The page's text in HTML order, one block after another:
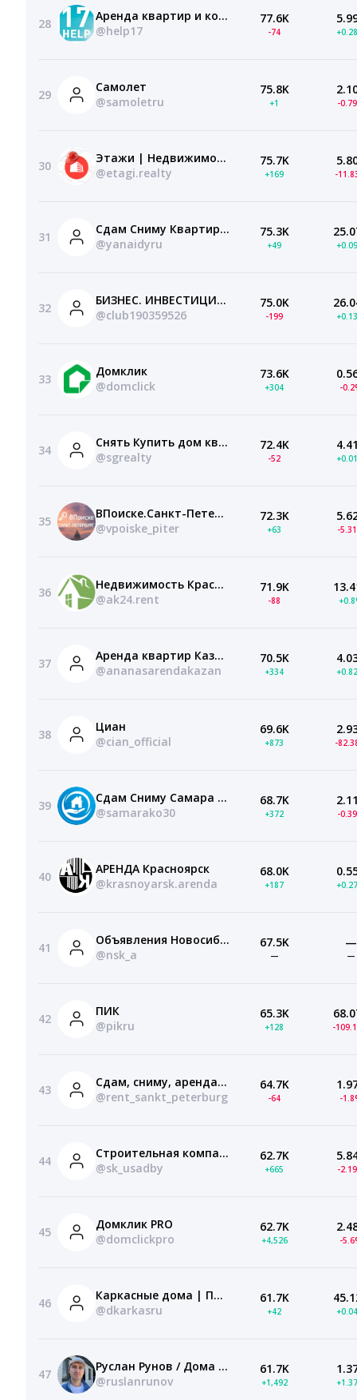
28
Аренда квартир и комнат без посредников в СПб
@help17
77.6K
-74
29
Самолет
@samoletru
75.8K
+1 -
30
Этажи | Недвижимость
@etagi.realty
75.7K
+169 -
31
Сдам Сниму Квартиру Комнату СПб без посредников
@yanaidyru
75.3K
+49
32
БИЗНЕС. ИНВЕСТИЦИИ. НЕДВИЖИМОСТЬ. ИНТЕРЬЕР
@club190359526
75.0K
-199
33
Домклик
@domclick
73.6K
+304 -
34
Снять Купить дом квартиру Санкт-Петербург Москва
@sgrealty
72.4K
-52
35
ВПоиске.Санкт-Петербург — аренда жилья | СПб
@vpoiske_piter
72.3K
+63 -
36
Недвижимость Красноярск
@ak24.rent
71.9K
-88
37
Аренда квартир Казань: снять и сдать | Ананас
@ananasarendakazan
70.5K
+334
38
Циан
@cian_official
69.6K
+873 -
39
Сдам Сниму Самара | Продам Аренда Недвижимость
@samarako30
68.7K
+372 -
40
АРЕНДА Красноярск
@krasnoyarsk.arenda
68.0K
+187
41
Объявления Новосибирск
@nsk_a
67.5K
—
—
—
42
ПИК
@pikru
65.3K
+128 -
43
Сдам, сниму, аренда, квартиру, комнату в СПб
@rent_sankt_peterburg
64.7K
-64 -
44
Строительная компания «Усадьбы»
@sk_usadby
62.7K
+665 -
45
Домклик PRO
@domclickpro
62.7K
+4,526 -
46
Каркасные дома | Проектирование и строительство
@dkarkasru
61.7K
+42
47
Руслан Рунов / Дома в Краснодаре
@ruslanrunov
61.7K
+1,492